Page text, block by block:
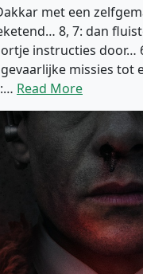
met een
8, 7: dan
instructies door…
missies tot
Read More